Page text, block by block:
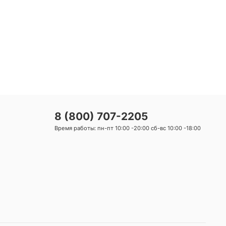
8 (800) 707-2205
Время работы: пн-пт 10:00 -20:00 сб-вс 10:00 -18:00